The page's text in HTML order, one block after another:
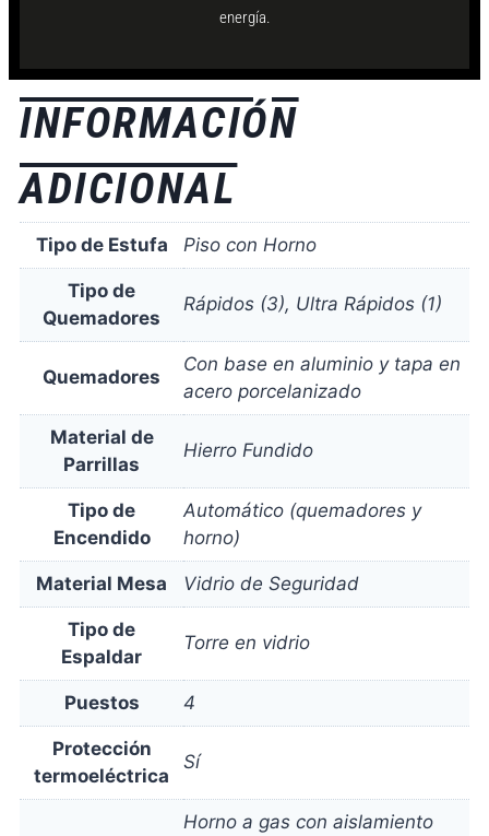
energía.
INFORMACIÓN
ADICIONAL
Tipo de Estufa Piso con Horno
Tipo de
Quemadores
Rápidos (3), Ultra Rápidos (1)
Quemadores
Con base en aluminio y tapa en
acero porcelanizado
Material de
Parrillas
Hierro Fundido
Tipo de
Encendido
Automático (quemadores y
horno)
Material Mesa Vidrio de Seguridad
Tipo de
Espaldar
Torre en vidrio
Puestos 4
Protección
termoeléctrica
Sí
Horno a gas con aislamiento